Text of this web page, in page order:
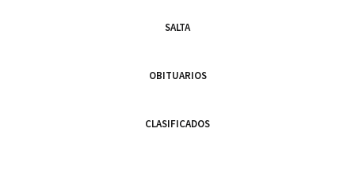
SALTA
OBITUARIOS
CLASIFICADOS